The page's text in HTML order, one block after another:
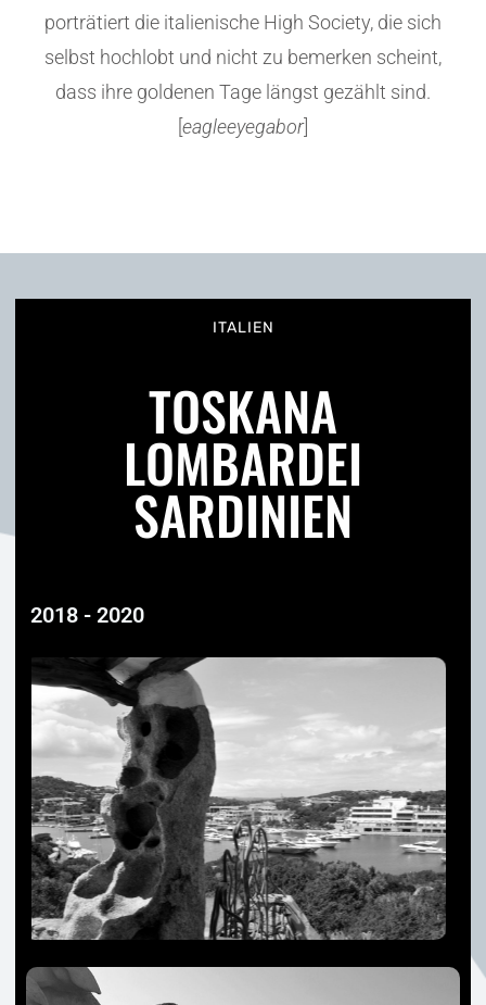
porträtiert die italienische High Society, die sich
selbst hochlobt und nicht zu bemerken scheint,
dass ihre goldenen Tage längst gezählt sind.
eagleeyegabor]
ITALIEN
TOSKANA
LOMBARDEI
SARDINIEN
2018 - 2020